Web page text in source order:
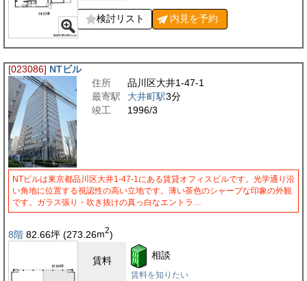
検討リスト 内見を予約
[023086] NTビル
住所
品川区大井1-47-1
最寄駅
大井町駅3分
竣工
1996/3
NTビルは東京都品川区大井1-47-1にある賃貸オフィスビルです。光学通り沿
い角地に位置する視認性の高い立地です。薄い茶色のシャープな印象の外観
です。ガラス張り・吹き抜けの真っ白なエントラ…
8階 82.66坪 (273.26m2)
賃料 相談
賃料を知りたい